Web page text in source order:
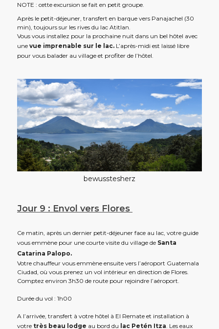
NOTE : cette excursion se fait en petit groupe.
Après le petit-déjeuner, transfert en barque vers Panajachel (30
min), toujours sur les rives du lac Atitlan.
Vous vous installez pour la prochaine nuit dans un bel hôtel avec
une vue imprenable sur le lac. L’après-midi est laissé libre
pour vous balader au village et profiter de l’hôtel.
bewusstesherz
Jour 9 : Envol vers Flores
Ce matin, après un dernier petit-déjeuner face au lac, votre guide
vous emmène pour une courte visite du village de Santa
Catarina Palopo.
Votre chauffeur vous emmène ensuite vers l’aéroport Guatemala
Ciudad, où vous prenez un vol intérieur en direction de Flores.
Comptez environ 3h30 de route pour rejoindre l’aéroport.
Durée du vol : 1h00
A l’arrivée, transfert à votre hôtel à El Remate et installation à
votre très beau lodge au bord du lac Petén Itza . Les eaux